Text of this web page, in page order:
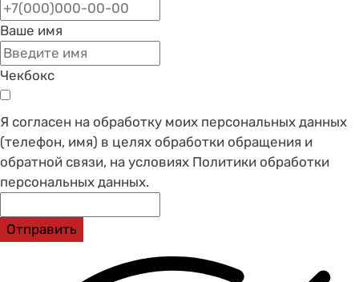
Ваше имя
Чекбокс
Я согласен на обработку моих персональных данных
(телефон, имя) в целях обработки обращения и
обратной связи, на условиях Политики обработки
персональных данных.
Отправить